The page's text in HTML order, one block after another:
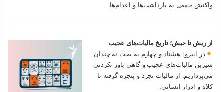
واکنش جمعی به بازداشت‌ها و اعدام‌ها.
از ریش تا جیش؛ تاریخ مالیات‌های عجیب
در اپیزود هشتاد و چهارم به بحث نه چندان
شیرین مالیات‌های عجیب و گاهی باور نکردنی‌
می‌پردازیم. از مالیات تجرد و پنجره گرفته تا
کلاه و ادرار انسانی.